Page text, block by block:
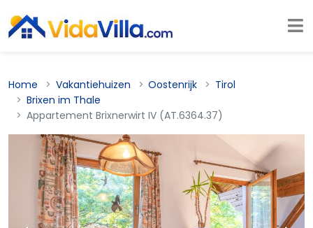
Home Vakantiehuizen Oostenrijk
Tirol
Brixen im Thale
Appartement Brixnerwirt IV (AT.6364.37)